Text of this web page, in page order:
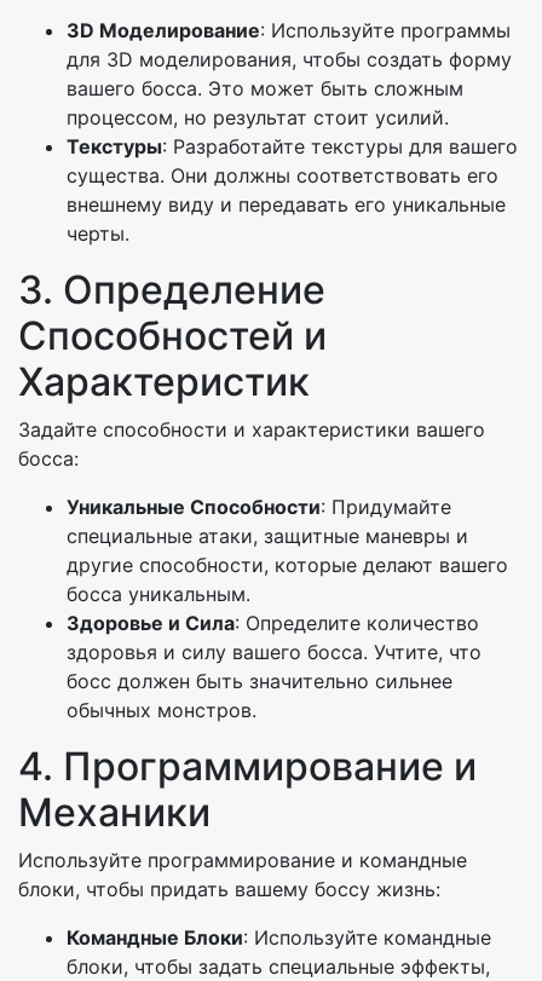
3D Моделирование: Используйте программы
для 3D моделирования, чтобы создать форму
вашего босса. Это может быть сложным
процессом, но результат стоит усилий.
Текстуры: Разработайте текстуры для вашего
существа. Они должны соответствовать его
внешнему виду и передавать его уникальные
черты.
3. Определение
Способностей и
Характеристик
Задайте способности и характеристики вашего
босса:
Уникальные Способности: Придумайте
специальные атаки, защитные маневры и
другие способности, которые делают вашего
босса уникальным.
Здоровье и Сила: Определите количество
здоровья и силу вашего босса. Учтите, что
босс должен быть значительно сильнее
обычных монстров.
4. Программирование и
Механики
Используйте программирование и командные
блоки, чтобы придать вашему боссу жизнь:
Командные Блоки: Используйте командные
блоки, чтобы задать специальные эффекты,